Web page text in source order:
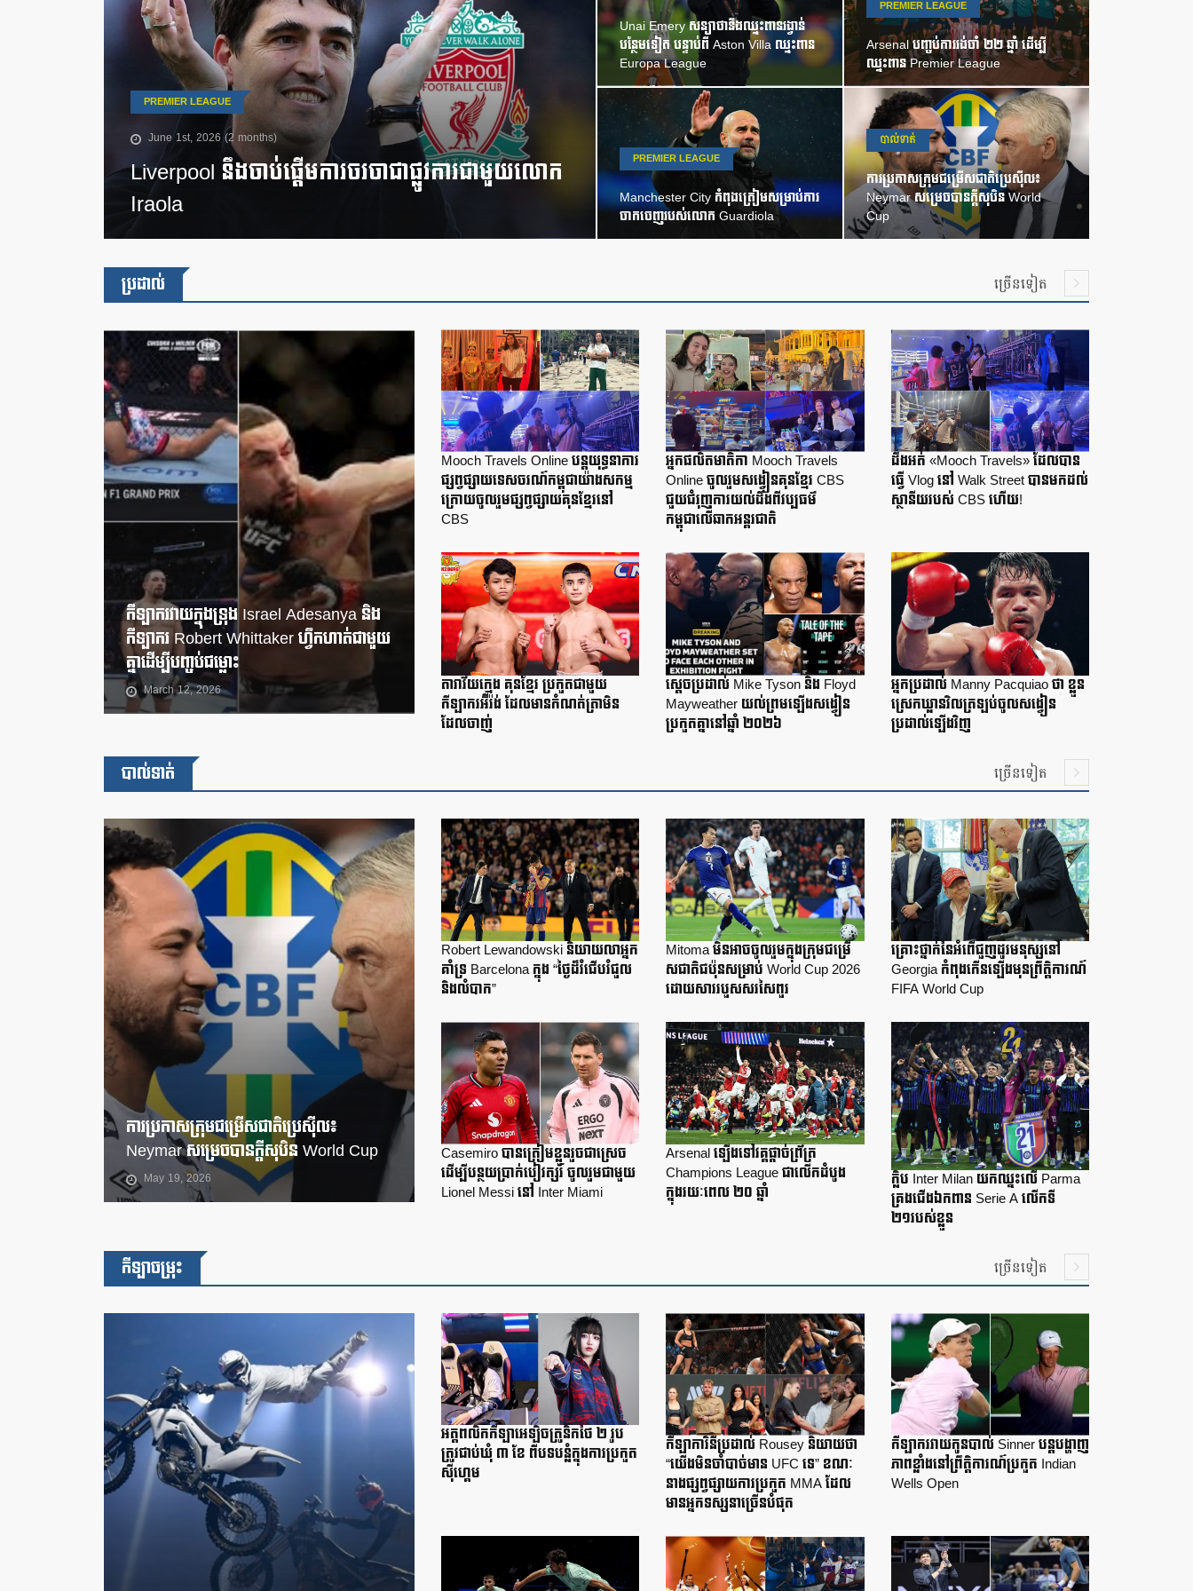
PREMIER LEAGUE
June 1st, 2026 (2 months)
Liverpool នឹងចាប់ផ្តើមការចរចាជាផ្លូវការជាមួយលោក
Iraola
Unai Emery សន្យាថានឹងឈ្នះពានរង្វាន់
បន្ថែមទៀត បន្ទាប់ពី Aston Villa ឈ្នះពាន
Europa League
PREMIER LEAGUE
Arsenal បញ្ចប់ការរង់ចាំ ២២ ឆ្នាំ ដើម្បី
ឈ្នះពាន Premier League
PREMIER LEAGUE
Manchester City កំពុងត្រៀមសម្រាប់ការ
ចាកចេញរបស់លោក Guardiola
បាល់ទាត់
ការប្រកាសក្រុមជម្រើសជាតិប្រេស៊ីល៖
Neymar សម្រេចបានក្តីសុបិន World
Cup
ប្រដាល់ ច្រើនទៀត
កីឡាករវាយក្នុងទ្រុង Israel Adesanya និង
កីឡាករ Robert Whittaker ហ្វឹកហាត់ជាមួយ
គ្នាដើម្បីបញ្ចប់ជម្លោះ
March 12, 2026
Mooch Travels Online បន្តយុទ្ធនាការ
ផ្សព្វផ្សាយទេសចរណ៍កម្ពុជាយ៉ាងសកម្ម
ក្រោយចូលរួមផ្សព្វផ្សាយគុនខ្មែរនៅ
CBS
អ្នកផលិតមាតិកា Mooch Travels
Online ចូលរួមសង្វៀនគុនខ្មែរ CBS
ជួយជំរុញការយល់ដឹងពីវប្បធម៌
កម្ពុជាលើឆាកអន្តរជាតិ
ដឹងអត់ «Mooch Travels» ដែលបាន
ធ្វើ Vlog នៅ Walk Street បានមកដល់
ស្ថានីយរបស់ CBS ហើយ!
តារាវ័យក្មេង គុនខ្មែរ ប្រកួតជាមួយ
កីឡាករអ៊ីរ៉ង់ ដែលមានកំណត់ត្រាមិន
ដែលចាញ់
ស្តេចប្រដាល់ Mike Tyson និង Floyd
Mayweather យល់ព្រមឡើងសង្វៀន
ប្រកួតគ្នានៅឆ្នាំ ២០២៦
អ្នកប្រដាល់ Manny Pacquiao ថា ខ្លួន
ស្រេកឃ្លានវិលត្រឡប់ចូលសង្វៀន
ប្រដាល់ឡើងវិញ
បាល់ទាត់ ច្រើនទៀត
ការប្រកាសក្រុមជម្រើសជាតិប្រេស៊ីល៖
Neymar សម្រេចបានក្តីសុបិន World Cup
May 19, 2026
Robert Lewandowski និយាយលាអ្នក
គាំទ្រ Barcelona ក្នុង “ថ្ងៃដ៏រំជើបរំជួល
និងលំបាក”
Mitoma មិនអាចចូលរួមក្នុងក្រុមជម្រើ
សជាតិជប៉ុនសម្រាប់ World Cup 2026
ដោយសាររបួសសរសៃពួរ
គ្រោះថ្នាក់នៃអំពើជួញដូរមនុស្សនៅ
Georgia កំពុងកើនឡើងមុនព្រឹត្តិការណ៍
FIFA World Cup
Casemiro បានត្រៀមខ្លួនរួចជាស្រេច
ដើម្បីបន្ថយប្រាក់បៀវត្សរ៍ ចូលរួមជាមួយ
Lionel Messi នៅ Inter Miami
Arsenal ឡើងទៅវគ្គផ្តាច់ព្រ័ត្រ
Champions League ជាលើកដំបូង
ក្នុងរយៈពេល ២០ ឆ្នាំ
ក្លិប Inter Milan យកឈ្នះលើ Parma
គ្រងជើងឯកពាន Serie A លើកទី
២១របស់ខ្លួន
កីឡាចម្រុះ ច្រើនទៀត
អត្តពលិកកីឡាអេឡិចត្រូនិកថៃ ២ រូប
ត្រូវជាប់ឃុំ ៣ ខែ ពីបទបន្លំក្នុងការប្រកួត
ស៊ីហ្គេម
កីឡាការិនីប្រដាល់ Rousey និយាយថា
“យើងមិនចាំបាច់មាន UFC ទេ” ខណៈ
នាងផ្សព្វផ្សាយការប្រកួត MMA ដែល
មានអ្នកទស្សនាច្រើនបំផុត
កីឡាករវាយកូនបាល់ Sinner បន្តបង្ហាញ
ភាពខ្លាំងនៅព្រឹត្តិការណ៍ប្រកួត Indian
Wells Open